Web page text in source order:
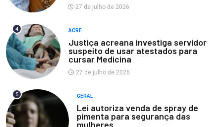
27 de julho de 2026
4 ACRE
Justiça acreana investiga servidor
suspeito de usar atestados para
cursar Medicina
27 de julho de 2026
5 GERAL
Lei autoriza venda de spray de
pimenta para segurança das
mulheres